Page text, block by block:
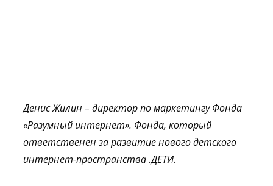
Денис Жилин – директор по маркетингу Фонда
«Разумный интернет». Фонда, который
ответственен за развитие нового детского
интернет-пространства .ДЕТИ.